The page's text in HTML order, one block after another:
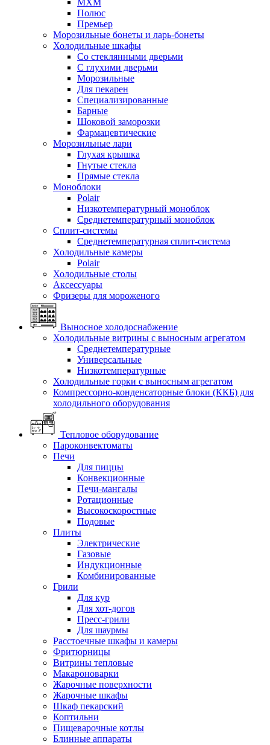
Полюс
Премьер
Морозильные бонеты и ларь-бонеты
Холодильные шкафы
Со стеклянными дверьми
С глухими дверьми
Морозильные
Для пекарен
Специализированные
Барные
Шоковой заморозки
Фармацевтические
Морозильные лари
Глухая крышка
Гнутые стекла
Прямые стекла
Моноблоки
Polair
Низкотемпературный моноблок
Среднетемпературный моноблок
Сплит-системы
Среднетемпературная сплит-система
Холодильные камеры
Polair
Холодильные столы
Аксессуары
Фризеры для мороженого
Выносное холодоснабжение
Холодильные витрины с выносным агрегатом
Среднетемпературные
Универсальные
Низкотемпературные
Холодильные горки с выносным агрегатом
Компрессорно-конденсаторные блоки (ККБ) для
холодильного оборудования
Тепловое оборудование
Пароконвектоматы
Печи
Для пиццы
Конвекционные
Печи-мангалы
Ротационные
Высокоскоростные
Подовые
Плиты
Электрические
Газовые
Индукционные
Комбинированные
Грили
Для кур
Для хот-догов
Пресс-грили
Для шаурмы
Расстоечные шкафы и камеры
Фритюрницы
Витрины тепловые
Макароноварки
Жарочные поверхности
Жарочные шкафы
Шкаф пекарский
Коптильни
Пищеварочные котлы
Блинные аппараты